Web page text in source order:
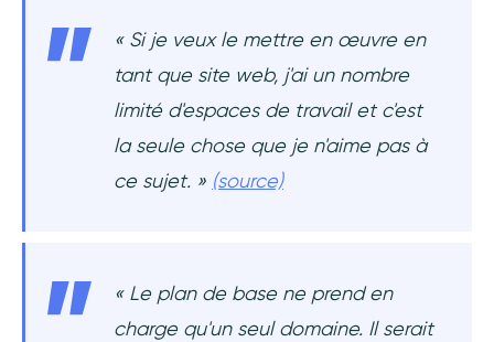
« Si je veux le mettre en œuvre en
tant que site web, j'ai un nombre
limité d'espaces de travail et c'est
la seule chose que je n'aime pas à
ce sujet. » (source)
« Le plan de base ne prend en
charge qu'un seul domaine. Il serait